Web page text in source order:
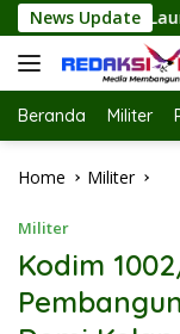
Skip
to
content
News Update
The
Beranda Militer
Home Militer
Militer
Kodim